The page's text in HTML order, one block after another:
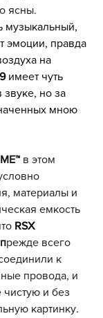
ясны.
музыкальный,
эмоции, правда
на
имеет чуть
звуке, но за
мною
в этом
материалы и
емкость
RSX
режде всего
к
провода, и
и без
картинку.